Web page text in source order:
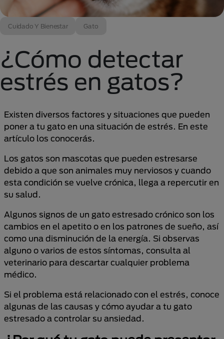
Cuidado Y Bienestar Gato
¿Cómo detectar
estrés en gatos?
Existen diversos factores y situaciones que pueden
poner a tu gato en una situación de estrés. En este
artículo los conocerás.
Los gatos son mascotas que pueden estresarse
debido a que son animales muy nerviosos y cuando
esta condición se vuelve crónica, llega a repercutir en
su salud.
Algunos signos de un gato estresado crónico son los
cambios en el apetito o en los patrones de sueño, así
como una disminución de la energía. Si observas
alguno o varios de estos síntomas, consulta al
veterinario para descartar cualquier problema
médico.
Si el problema está relacionado con el estrés, conoce
algunas de las causas y cómo ayudar a tu gato
estresado a controlar su ansiedad.